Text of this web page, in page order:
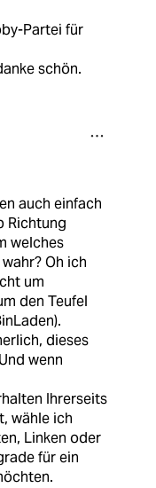
Partei für
schön.
auch einfach
Richtung
welches
Oh ich
um
den Teufel
dieses
wenn
Ihrerseits
wähle ich
Linken oder
für ein